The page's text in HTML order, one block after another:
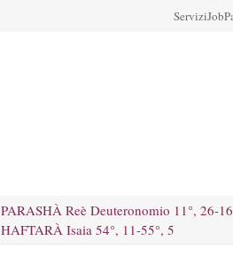
ServiziJob
PARASHÀ Reè Deuteronomio 11°, 26-
HAFTARÀ Isaia 54°, 11-55°, 5